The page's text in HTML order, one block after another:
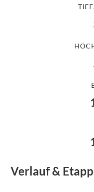
Verlauf &